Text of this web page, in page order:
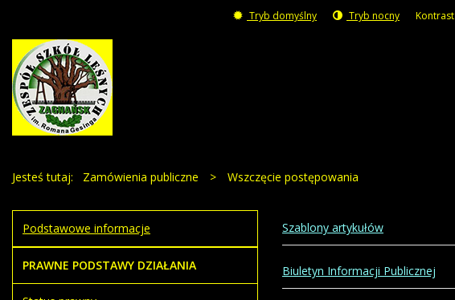
Tryb domyślny Tryb nocny Kontrast
Jesteś tutaj: Zamówienia publiczne > Wszczęcie postępowania
Szablony artykułów
Biuletyn Informacji Publicznej
Podstawowe informacje
PRAWNE PODSTAWY DZIAŁANIA